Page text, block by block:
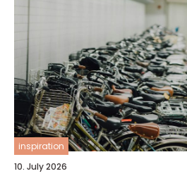
inspiration
10. July 2026